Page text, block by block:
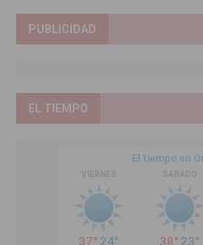
PUBLICIDAD
EL TIEMPO